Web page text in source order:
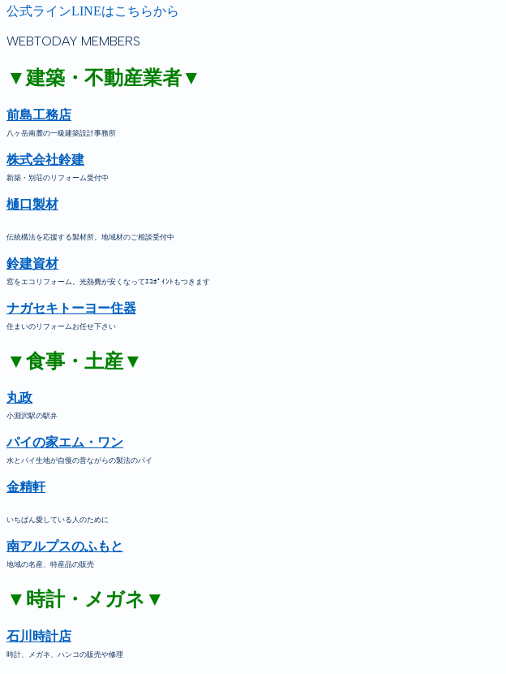
公式ラインLINEはこちらから
WEBTODAY MEMBERS
▼建築・不動産業者▼
前島工務店
八ヶ岳南麓の一級建築設計事務所
株式会社鈴建
新築・別荘のリフォーム受付中
樋口製材
伝統構法を応援する製材所。地域材のご相談受付中
鈴建資材
窓をエコリフォーム。光熱費が安くなってｴｺﾎﾟｲﾝﾄもつきます
ナガセキトーヨー住器
住まいのリフォームお任せ下さい
▼食事・土産▼
丸政
小淵沢駅の駅弁
パイの家エム・ワン
水とパイ生地が自慢の昔ながらの製法のパイ
金精軒
いちばん愛している人のために
南アルプスのふもと
地域の名産、特産品の販売
▼時計・メガネ▼
石川時計店
時計、メガネ、ハンコの販売や修理